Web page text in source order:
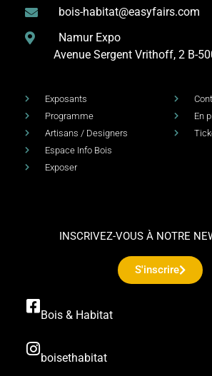
bois-habitat@easyfairs.com
Namur Expo
Avenue Sergent Vrithoff, 2 B-
Exposants
Programme
Artisans / Designers
Espace Info Bois
Exposer
En
INSCRIVEZ-VOUS À NOTRE
S'inscrire
Bois & Habitat
boisethabitat